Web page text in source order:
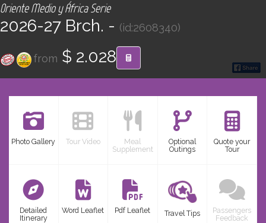
Oriente Medio y África Serie
2026-27 Brch. - (id:2608340)
from $ 2.028
Photo Gallery Tour Video
Meal
Supplement
Optional
Outings
Quote your
Tour
Detailed
Itinerary
Word Leaflet Pdf Leaflet Travel Tips
Passengers
Feedback